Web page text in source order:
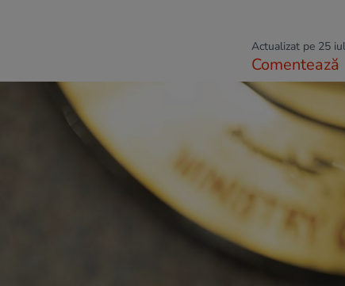
Actualizat pe 25
Comentează